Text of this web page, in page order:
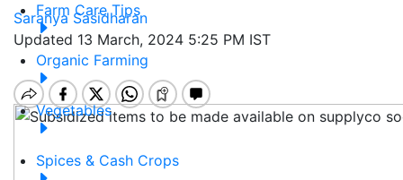
Farm Care Tips
Organic Farming
Vegetables
Spices & Cash Crops
Saranya Sasidharan
Updated 13 March, 2024 5:25 PM IST